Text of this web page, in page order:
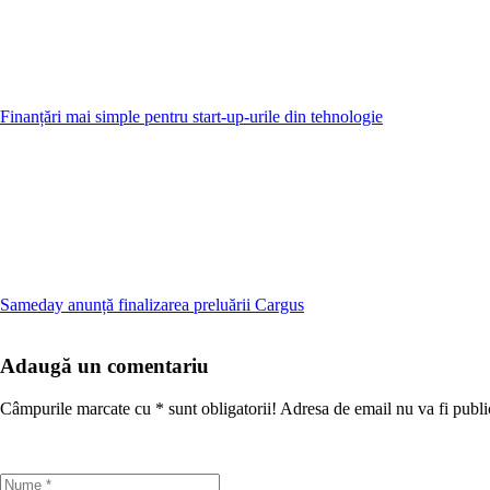
Finanțări mai simple pentru start-up-urile din tehnologie
Sameday anunță finalizarea preluării Cargus
Adaugă un comentariu
Câmpurile marcate cu * sunt obligatorii! Adresa de email nu va fi